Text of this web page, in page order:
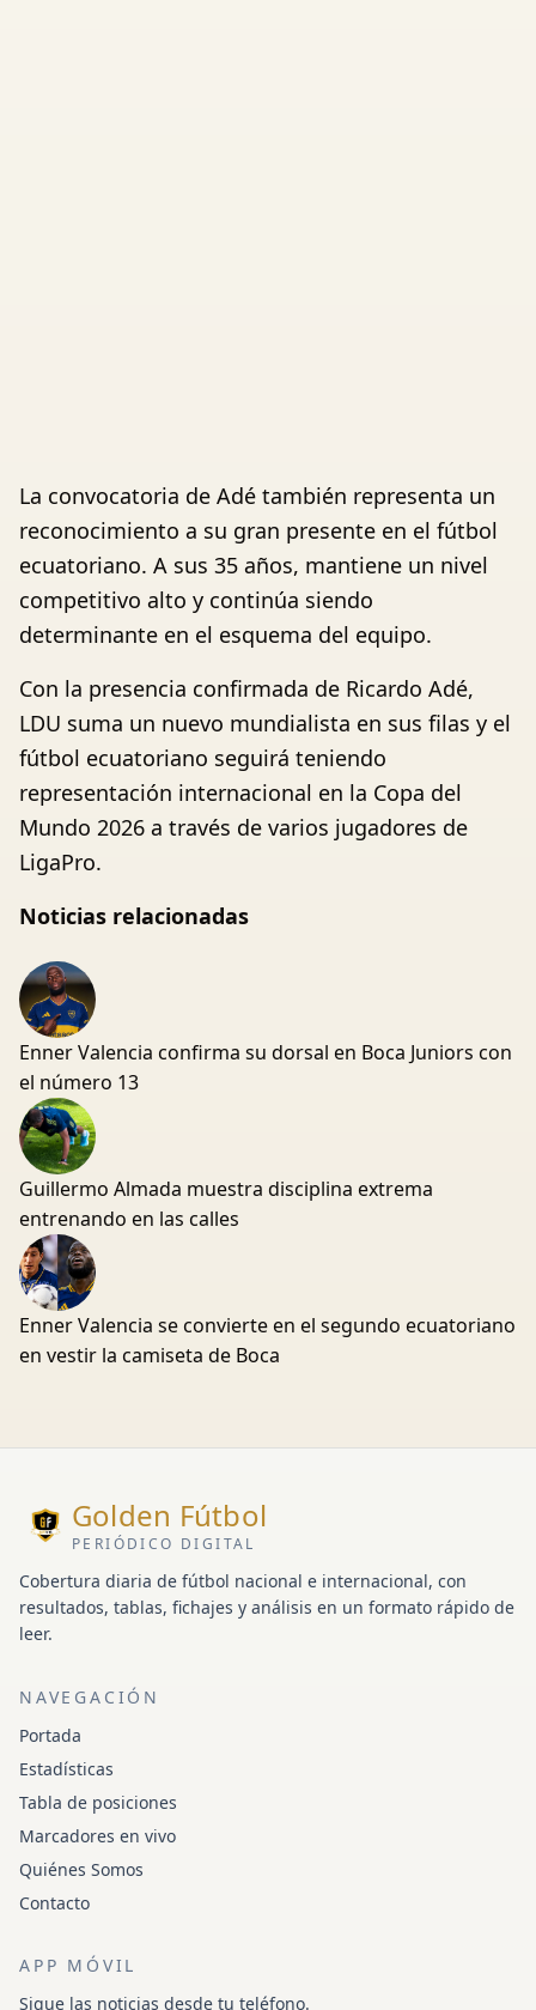
La convocatoria de Adé también representa un
reconocimiento a su gran presente en el fútbol
ecuatoriano. A sus 35 años, mantiene un nivel
competitivo alto y continúa siendo
determinante en el esquema del equipo.
Con la presencia confirmada de Ricardo Adé,
LDU suma un nuevo mundialista en sus filas y el
fútbol ecuatoriano seguirá teniendo
representación internacional en la Copa del
Mundo 2026 a través de varios jugadores de
LigaPro.
Noticias relacionadas
Enner Valencia confirma su dorsal en Boca Juniors con
el número 13
Guillermo Almada muestra disciplina extrema
entrenando en las calles
Enner Valencia se convierte en el segundo ecuatoriano
en vestir la camiseta de Boca
Golden Fútbol
PERIÓDICO DIGITAL
Cobertura diaria de fútbol nacional e internacional, con
resultados, tablas, fichajes y análisis en un formato rápido de
leer.
NAVEGACIÓN
Portada
Estadísticas
Tabla de posiciones
Marcadores en vivo
Quiénes Somos
Contacto
APP MÓVIL
Sigue las noticias desde tu teléfono.